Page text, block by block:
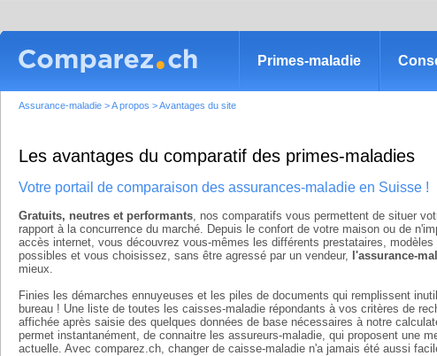
Primes-maladie
Assurance-maladie >A propos >Avantages du site
Les avantages du comparatif des primes-maladies
Votre portail de comparaison des assurances-maladie en Suisse !
Gratuits, neutres et performants, nos comparatifs vous permettent de situer
rapport à la concurrence du marché. Depuis le confort de votre maison ou de
accès internet, vous découvrez vous-mêmes les différents prestataires,
possibles et vous choisissez, sans être agressé par un vendeur, l'assurance-
mieux.
Finies les démarches ennuyeuses et les piles de documents qui remplissent
bureau ! Une liste de toutes les caisses-maladie répondants à vos critères de
affichée après saisie des quelques données de base nécessaires à notre
permet instantanément, de connaitre les assureurs-maladie, qui proposent une
actuelle. Avec comparez.ch, changer de caisse-maladie n'a jamais été aussi